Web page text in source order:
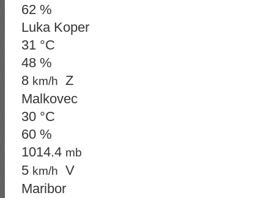
62 %
Luka Koper
31 °C
48 %
8 km/h
Z
Malkovec
30 °C
60 %
1014.4 mb
5 km/h
V
Maribor